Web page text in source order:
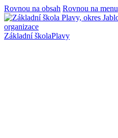
Rovnou na obsah Rovnou na menu
Základní školaPlavy